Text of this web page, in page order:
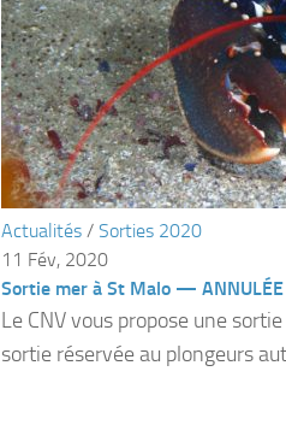
Actualités / Sorties 2020
11 Fév, 2020
Sortie mer à St Malo —
Le CNV vous propose une
sortie réservée au plongeurs